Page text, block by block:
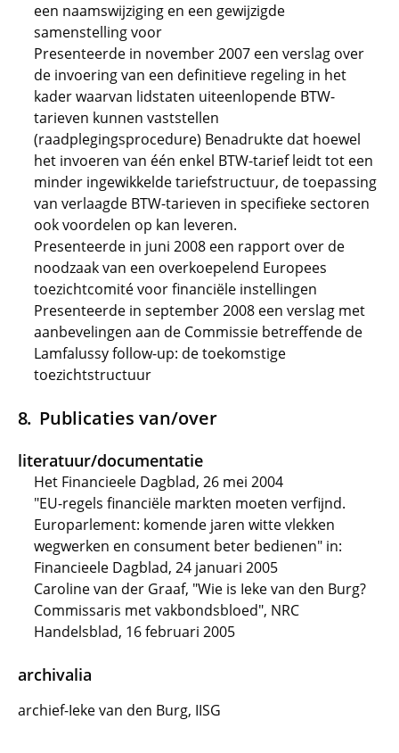
een naamswijziging en een gewijzigde
samenstelling voor
Presenteerde in november 2007 een verslag over
de invoering van een definitieve regeling in het
kader waarvan lidstaten uiteenlopende BTW-
tarieven kunnen vaststellen
(raadplegingsprocedure) Benadrukte dat hoewel
het invoeren van één enkel BTW-tarief leidt tot een
minder ingewikkelde tariefstructuur, de toepassing
van verlaagde BTW-tarieven in specifieke sectoren
ook voordelen op kan leveren.
Presenteerde in juni 2008 een rapport over de
noodzaak van een overkoepelend Europees
toezichtcomité voor financiële instellingen
Presenteerde in september 2008 een verslag met
aanbevelingen aan de Commissie betreffende de
Lamfalussy follow-up: de toekomstige
toezichtstructuur
Publicaties van/over
literatuur/documentatie
Het Financieele Dagblad, 26 mei 2004
"EU-regels financiële markten moeten verfijnd.
Europarlement: komende jaren witte vlekken
wegwerken en consument beter bedienen" in:
Financieele Dagblad, 24 januari 2005
Caroline van der Graaf, "Wie is Ieke van den Burg?
Commissaris met vakbondsbloed", NRC
Handelsblad, 16 februari 2005
archivalia
archief-Ieke van den Burg, IISG